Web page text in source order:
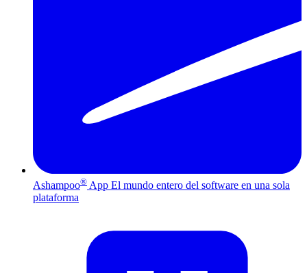
Ashampoo® App El mundo entero del software en una sola
plataforma